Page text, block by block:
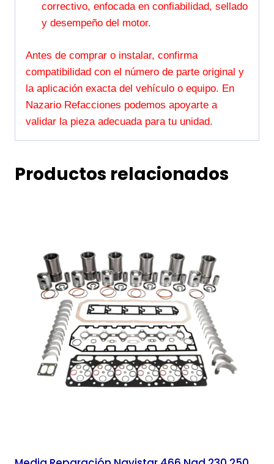
correctivo, enfocada en confiabilidad, sellado
y desempeño del motor.
Antes de comprar o instalar, confirma
compatibilidad con el número de parte original y
la aplicación exacta del vehículo o equipo. En
Nazario Refacciones podemos apoyarte a
validar la pieza adecuada para tu unidad.
Productos relacionados